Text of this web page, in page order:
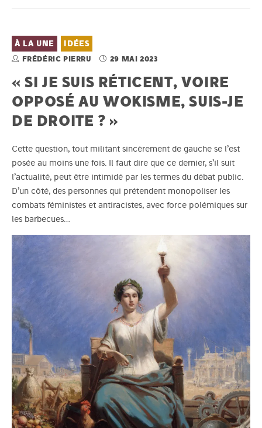
À LA UNE IDÉES
FRÉDÉRIC PIERRU 29 MAI 2023
« SI JE SUIS RÉTICENT, VOIRE
OPPOSÉ AU WOKISME, SUIS-JE
DE DROITE ? »
Cette question, tout militant sincèrement de gauche se l’est
posée au moins une fois. Il faut dire que ce dernier, s’il suit
l’actualité, peut être intimidé par les termes du débat public.
D’un côté, des personnes qui prétendent monopoliser les
combats féministes et antiracistes, avec force polémiques sur
les barbecues…